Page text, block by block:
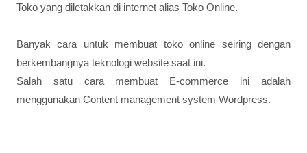
Toko yang diletakkan di internet alias Toko Online.
Banyak cara untuk membuat toko online seiring dengan
berkembangnya teknologi website saat ini.
Salah satu cara membuat E-commerce ini adalah
menggunakan Content management system Wordpress.